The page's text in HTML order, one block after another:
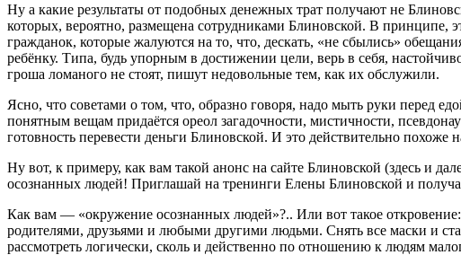
Ну а какие результаты от подобных денежных трат получают не
которых, вероятно, размещена сотрудниками Блиновской. В принципе,
гражданок, которые жалуются на то, что, дескать, «не сбылись»
ребёнку. Типа, будь упорным в достижении цели, верь в себя,
гроша ломаного не стоят, пишут недовольные тем, как их обслужили.
Ясно, что советами о том, что, образно говоря, надо мыть руки перед
понятным вещам придаётся ореол загадочности, мистичности,
готовность перевести деньги Блиновской. И это действительно
Ну вот, к примеру, как вам такой анонс на сайте Блиновской (здесь и
осознанных людей! Приглашай на тренинги Елены Блиновской и
Как вам — «окружение осознанных людей»?.. Или вот такое
родителями, друзьями и любыми другими людьми. Снять все маски и
рассмотреть логически, сколь и действенно по отношению к людям